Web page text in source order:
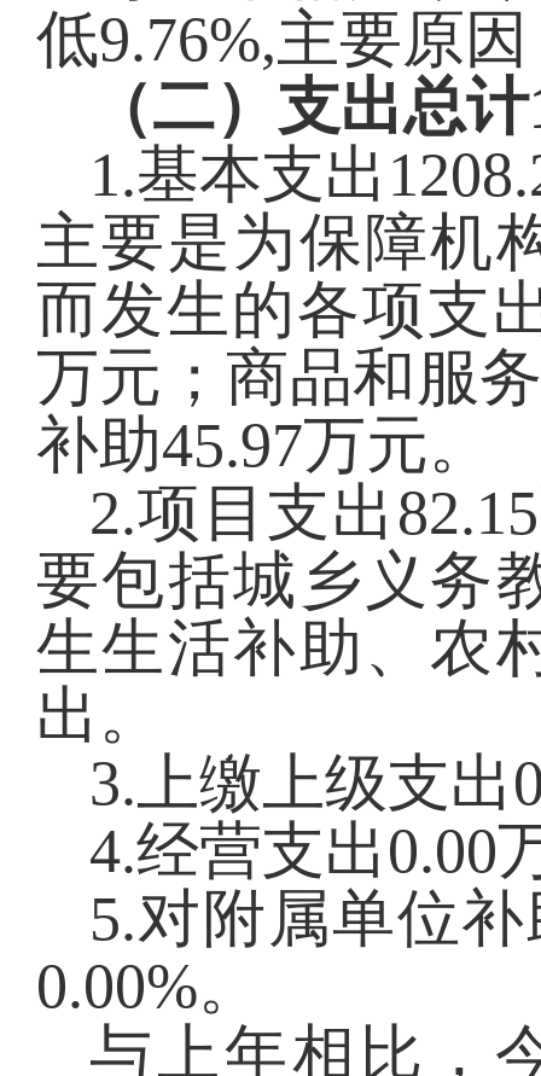
低9.76%,主要原
（二）支出总计
1.基本支出
主要是为保障机
而发生的各项支
万元；商品和服
补助45.97万元。
2.项目支出 82.15
要包括城乡义务
生生活补助、农
出。
3.上缴上级支出
4.经营支出0.00
5.对附属单位
0.00%。
与上年相比，